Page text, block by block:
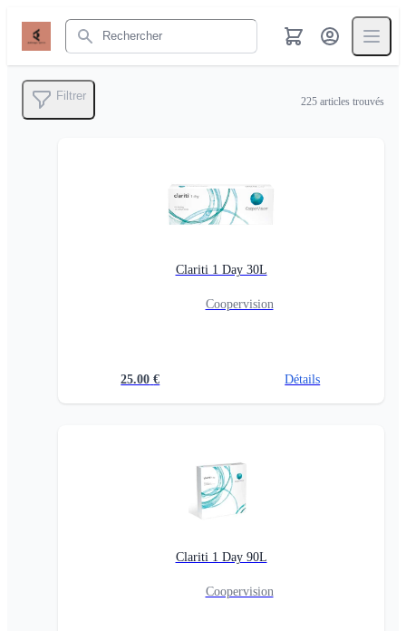
Rechercher
Filtrer 225 articles trouvés
Clariti 1 Day 30L
Coopervision
25.00 € Détails
Clariti 1 Day 90L
Coopervision